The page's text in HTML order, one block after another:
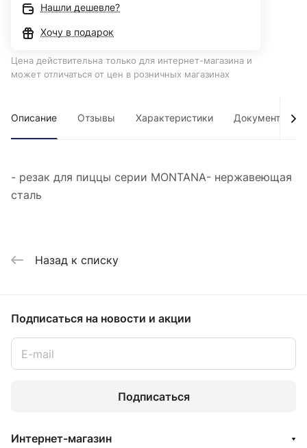
Нашли дешевле?
Хочу в подарок
Цена действительна только для интернет-магазина и
может отличаться от цен в розничных магазинах
Описание Отзывы Характеристики Документы
- резак для пиццы серии MONTANA- нержавеющая
сталь
Назад к списку
Подписаться на новости и акции
Подписаться
Интернет-магазин